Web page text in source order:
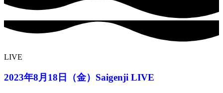
LIVE
2023年8月18日（金）Saigenji LIVE